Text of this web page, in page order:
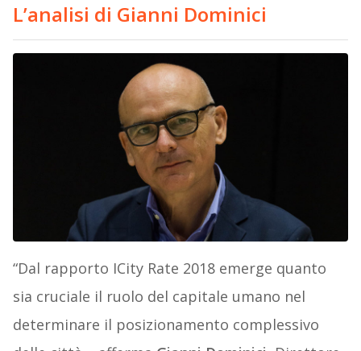
L’analisi di Gianni Dominici
“Dal rapporto ICity Rate 2018 emerge quanto
sia cruciale il ruolo del capitale umano nel
determinare il posizionamento complessivo